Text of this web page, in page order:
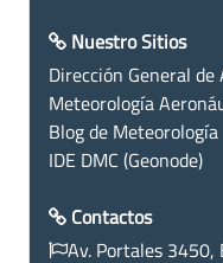
Nuestro Sitios
Dirección General
Meteorología
Blog de Meteorología
IDE DMC (Geonode)
Contactos
Av. Portales 3450,